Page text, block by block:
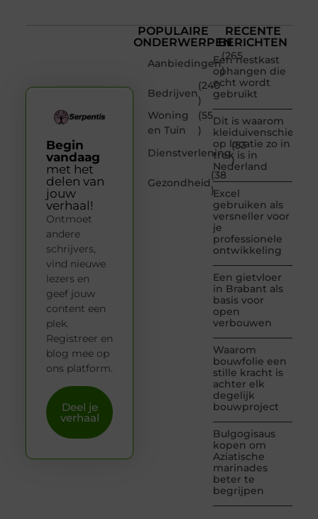
POPULAIRE
ONDERWERPEN
Aanbiedingen
(265
)
Bedrijven
(240
)
Woning
en Tuin
(55
)
Dienstverlening
(53
)
Gezondheid
(38
)
RECENTE
BERICHTEN
Een nestkast
ophangen die
echt wordt
gebruikt
Dit is waarom
kleiduivenschieten
op locatie zo in
trek is in
Nederland
Excel
gebruiken als
versneller voor
je
professionele
ontwikkeling
Een gietvloer
in Brabant als
basis voor
open
verbouwen
Waarom
bouwfolie een
stille kracht is
achter elk
degelijk
bouwproject
Bulgogisaus
kopen om
Aziatische
marinades
beter te
begrijpen
Begin
vandaag
met het
delen van
jouw
verhaal!
Ontmoet
andere
schrijvers,
vind nieuwe
lezers en
geef jouw
content een
plek.
Registreer en
blog mee op
ons platform.
Deel je
verhaal